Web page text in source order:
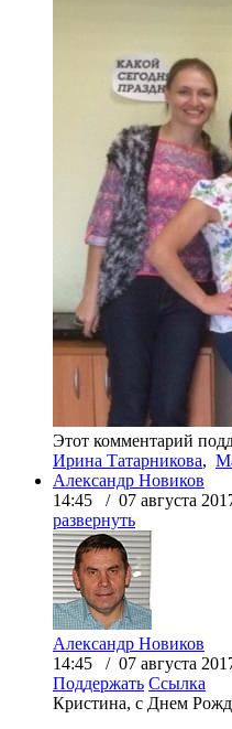
Этот комментарий
Ирина Татарникова,
Александр Новиков
14:45 / 07 августа
развернуть
Александр Новиков
14:45 / 07 августа
Поддержать Ссылка
Кристина, с Днем